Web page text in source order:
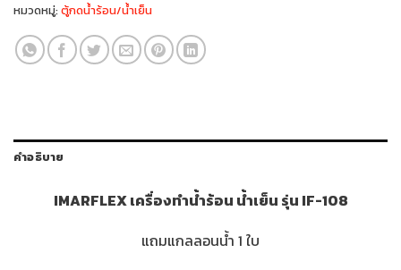
หมวดหมู่: ตู้กดน้ำร้อน/น้ำเย็น
คำอธิบาย
IMARFLEX เครื่องทำน้ำร้อน น้ำเย็น รุ่น IF-108
แถมแกลลอนน้ำ 1 ใบ